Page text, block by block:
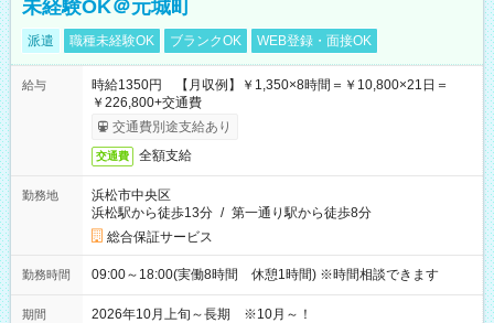
未経験OK＠元城町
派遣 職種未経験OK ブランクOK WEB登録・面接OK
給与
時給1350円 【月収例】￥1,350×8時間＝￥10,800×21日＝
￥226,800+交通費
交通費別途支給あり
交通費 全額支給
勤務地
浜松市中央区
浜松駅から徒歩13分 / 第一通り駅から徒歩8分
総合保証サービス
勤務時間 09:00～18:00(実働8時間 休憩1時間) ※時間相談できます
期間 2026年10月上旬～長期 ※10月～！